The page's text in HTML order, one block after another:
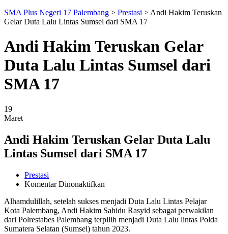
SMA Plus Negeri 17 Palembang > Prestasi > Andi Hakim Teruskan
Gelar Duta Lalu Lintas Sumsel dari SMA 17
Andi Hakim Teruskan Gelar
Duta Lalu Lintas Sumsel dari
SMA 17
19
Maret
Andi Hakim Teruskan Gelar Duta Lalu
Lintas Sumsel dari SMA 17
Prestasi
Komentar Dinonaktifkan
Hakim
Teruskan
Gelar
Duta
Alhamdulillah, setelah sukses menjadi Duta Lalu Lintas Pelajar
Kota Palembang, Andi Hakim Sahidu Rasyid sebagai perwakilan
dari Polrestabes Palembang terpilih menjadi Duta Lalu lintas Polda
Sumatera Selatan (Sumsel) tahun 2023.